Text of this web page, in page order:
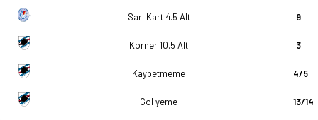
Sarı Kart 4.5 Alt 9
Korner 10.5 Alt 3
Kaybetmeme 4/5
Gol yeme 13/14